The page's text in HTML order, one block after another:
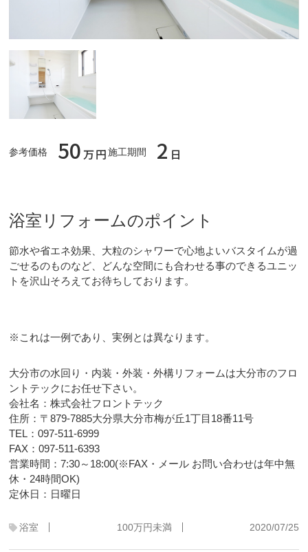
参考価格 50万円施工期間 2 日
浴室リフォームのポイント
節水や省エネ効果、大粒のシャワーで心地よいバスタイムが過
ごせるのものなど、どんな空間にも合わせる事のできるユニッ
トを沢山そろえてお待ちしております。
※これは一例であり、実例とは異なります。
大分市の水回り・内装・外装・外構リフォームは大分市のフロ
ントテックにお任せ下さい。
会社名：株式会社フロントテック
住所：〒879-7885大分県大分市梅が丘1丁目18番11号
TEL：097-511-6999
FAX：097-511-6393
営業時間：7:30～18:00(※FAX・メール お問い合わせは年中無
休・24時間OK)
定休日：日曜日
浴室 100万円未満 2020/07/25